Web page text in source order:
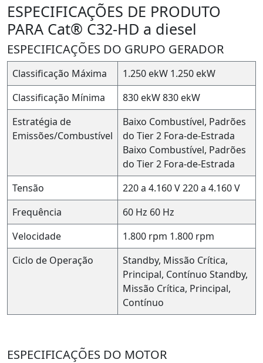
ESPECIFICAÇÕES DE PRODUTO
PARA Cat® C32-HD a diesel
ESPECIFICAÇÕES DO GRUPO GERADOR
Classificação Máxima 1.250 ekW 1.250 ekW
Classificação Mínima
830 ekW830 ekW
Estratégia de
Emissões/Combustível
Baixo Combustível, Padrões
do Tier 2 Fora-de-Estrada
Baixo Combustível, Padrões
do Tier 2 Fora-de-Estrada
Tensão
220 a 4.160 V220 a 4.160 V
Frequência
60 Hz 60 Hz
Velocidade
1.800 rpm 1.800 rpm
Ciclo de Operação
Standby, Missão Crítica,
Principal, Contínuo Standby,
Missão Crítica, Principal,
Contínuo
ESPECIFICAÇÕES DO MOTOR